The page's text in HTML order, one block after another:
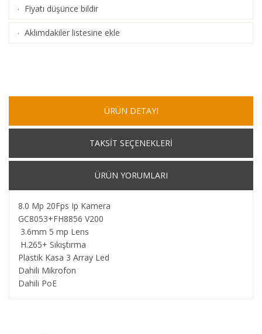
· Fiyatı düşünce bildir
· Aklımdakiler listesine ekle
ÜRÜN DETAYI
TAKSİT SEÇENEKLERİ
ÜRÜN YORUMLARI
8.0 Mp 20Fps Ip Kamera
GC8053+FH8856 V200
3.6mm 5 mp Lens
H.265+ Sıkıştırma
Plastik Kasa 3 Array Led
Dahili Mikrofon
Dahili PoE